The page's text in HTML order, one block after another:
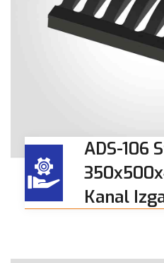
ADS-106
Kanal